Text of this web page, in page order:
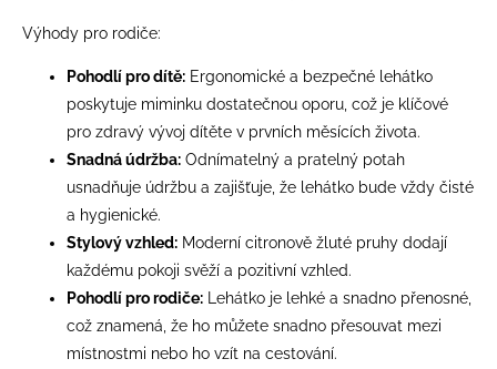
Výhody pro rodiče:
Pohodlí pro dítě: Ergonomické a bezpečné lehátko
poskytuje miminku dostatečnou oporu, což je klíčové
pro zdravý vývoj dítěte v prvních měsících života.
Snadná údržba: Odnímatelný a pratelný potah
usnadňuje údržbu a zajišťuje, že lehátko bude vždy čisté
a hygienické.
Stylový vzhled: Moderní citronově žluté pruhy dodají
každému pokoji svěží a pozitivní vzhled.
Pohodlí pro rodiče: Lehátko je lehké a snadno přenosné,
což znamená, že ho můžete snadno přesouvat mezi
místnostmi nebo ho vzít na cestování.